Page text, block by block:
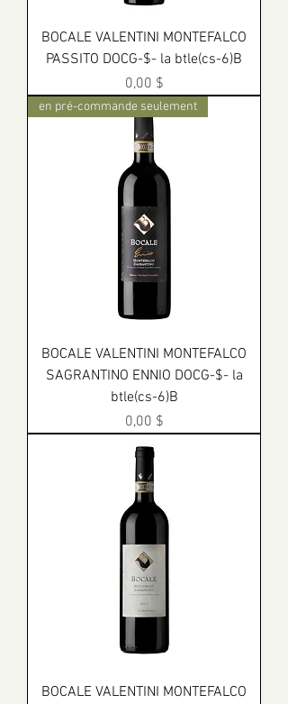
BOCALE VALENTINI MONTEFALCO
PASSITO DOCG-$- la btle(cs-6)B
Prix
0,00 $
en pré-commande seulement
BOCALE VALENTINI MONTEFALCO
SAGRANTINO ENNIO DOCG-$- la
btle(cs-6)B
Prix
0,00 $
BOCALE VALENTINI MONTEFALCO